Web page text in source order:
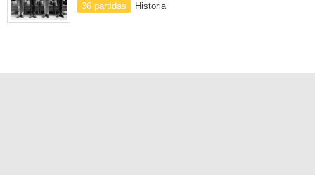
36 partidas Historia